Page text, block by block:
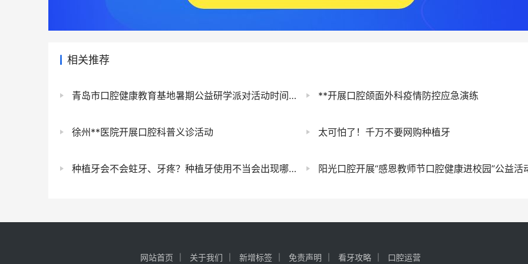
相关推荐
青岛市口腔健康教育基地暑期公益研学派对活动时间表出炉 **开展口腔颌面外科疫情防控应急演练
徐州**医院开展口腔科普义诊活动 太可怕了！千万不要网购种植牙
种植牙会不会蛀牙、牙疼？种植牙使用不当会出现哪些问题？ 阳光口腔开展“感恩教师节口腔健康进校园”公益活
网站首页 关于我们 新增标签 免责声明 看牙攻略 口腔运营